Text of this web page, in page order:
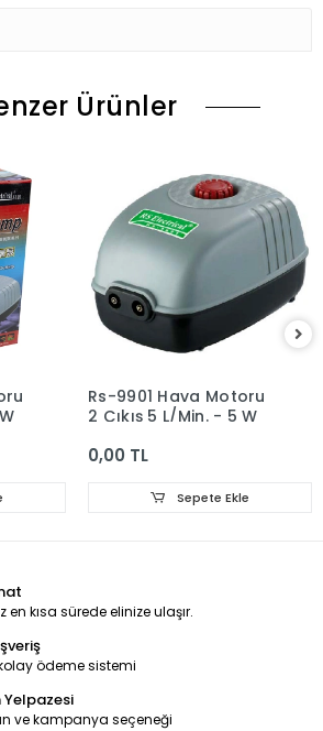
Ürünler
Rs-9901 Hava Motoru
2 Çıkış 5 L/Min. - 5 W
0,00 TL
Sepete Ekle
en kısa sürede elinize ulaşır.
ödeme sistemi
Yelpazesi
ve kampanya seçeneği